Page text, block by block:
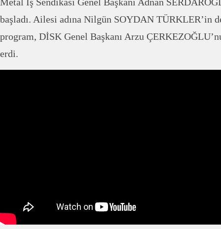
başladı. Ailesi adına Nilgün SOYDAN TÜRKLER’in
program, DİSK Genel Başkanı Arzu
erdi.